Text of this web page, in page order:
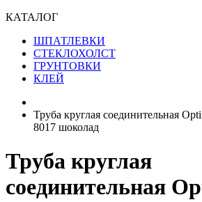
КАТАЛОГ
ШПАТЛЕВКИ
СТЕКЛОХОЛСТ
ГРУНТОВКИ
КЛЕЙ
Труба круглая соединительная
8017 шоколад
Труба круглая
соединительная